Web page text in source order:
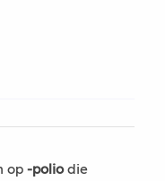
op -poliodie